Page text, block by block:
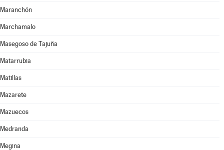
Maranchón
Marchamalo
Masegoso de Tajuña
Matarrubia
Matillas
Mazarete
Mazuecos
Medranda
Megina